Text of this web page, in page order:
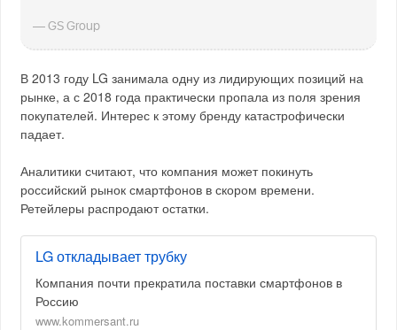
— GS Group
В 2013 году LG занимала одну из лидирующих позиций на
рынке, а с 2018 года практически пропала из поля зрения
покупателей. Интерес к этому бренду катастрофически
падает.
Аналитики считают, что компания может покинуть
российский рынок смартфонов в скором времени.
Ретейлеры распродают остатки.
LG откладывает трубку
Компания почти прекратила поставки смартфонов в
Россию
www.kommersant.ru